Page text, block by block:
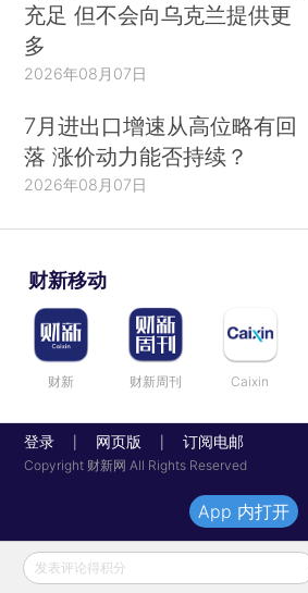
充足 但不会向乌克兰提供更
多
2026年08月07日
7月进出口增速从高位略有回
落 涨价动力能否持续？
2026年08月07日
财新移动
财新 财新周刊 Caixin
登录 网页版 订阅电邮
Copyright 财新网 All Rights Reserved
发表评论得积分
App 内打开